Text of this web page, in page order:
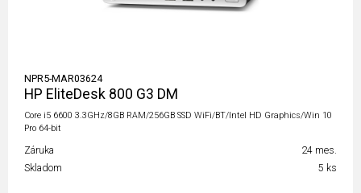
NPR5-MAR03624
HP EliteDesk 800 G3 DM
Core i5 6600 3.3GHz/8GB RAM/256GB SSD WiFi/BT/Intel HD Graphics/Win 10
Pro 64-bit
Záruka
24 mes.
Skladom
5 ks